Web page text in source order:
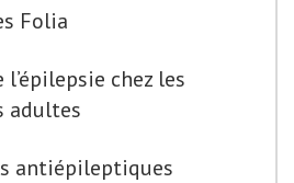
Folia
l’épilepsie chez les
adultes
antiépileptiques